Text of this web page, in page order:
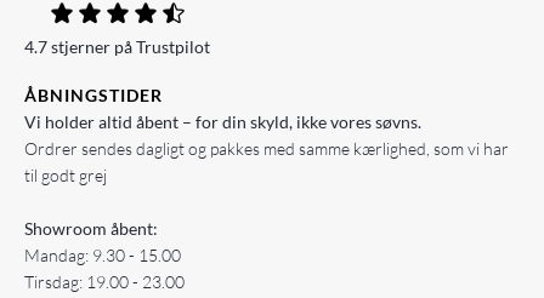
4.7 stjerner på Trustpilot
ÅBNINGSTIDER
Vi holder altid åbent – for din skyld, ikke vores søvns.
Ordrer sendes dagligt og pakkes med samme kærlighed, som vi har
til godt grej
Showroom åbent:
Mandag: 9.30 - 15.00
Tirsdag: 19.00 - 23.00